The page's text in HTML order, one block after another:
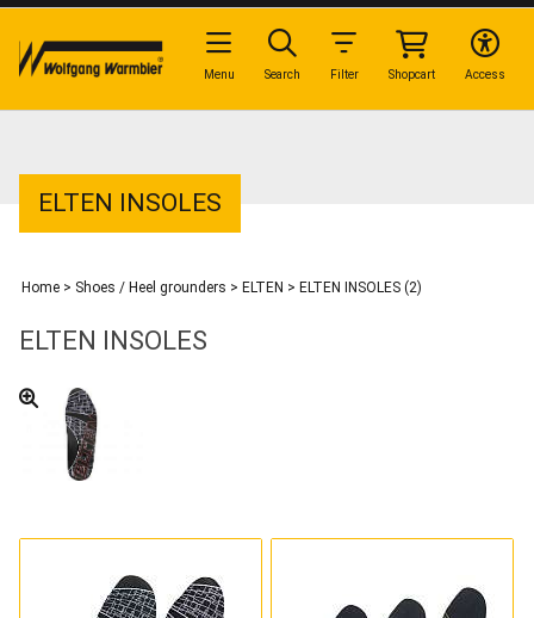
ELTEN INSOLES
Home > Shoes / Heel grounders > ELTEN > ELTEN INSOLES (2)
ELTEN INSOLES
Access
Shopcart
Filter
Search
Menu